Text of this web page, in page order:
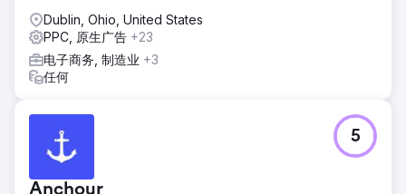
Dublin, Ohio, United States
PPC, 原生广告 +23
电子商务, 制造业 +3
任何
Anchour
5